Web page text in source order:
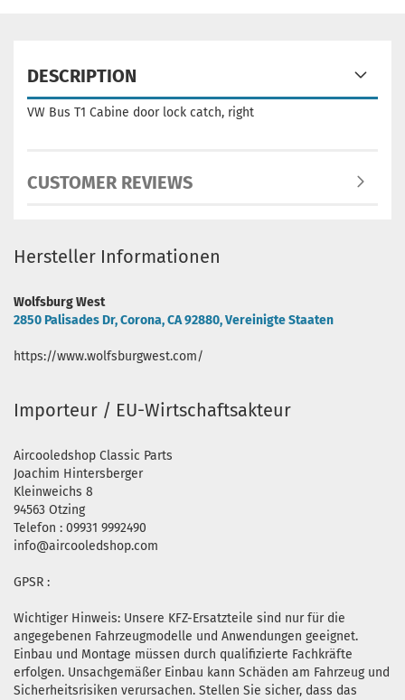
DESCRIPTION
VW Bus T1 Cabine door lock catch, right
CUSTOMER REVIEWS
Hersteller Informationen
Wolfsburg West
2850 Palisades Dr, Corona, CA 92880, Vereinigte Staaten
https://www.wolfsburgwest.com/
Importeur / EU-Wirtschaftsakteur
Aircooledshop Classic Parts
Joachim Hintersberger
Kleinweichs 8
94563 Otzing
Telefon : 09931 9992490
info@aircooledshop.com
GPSR :
Wichtiger Hinweis: Unsere KFZ-Ersatzteile sind nur für die
angegebenen Fahrzeugmodelle und Anwendungen geeignet.
Einbau und Montage müssen durch qualifizierte Fachkräfte
erfolgen. Unsachgemäßer Einbau kann Schäden am Fahrzeug und
Sicherheitsrisiken verursachen. Stellen Sie sicher, dass das